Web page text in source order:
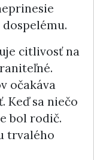
citlivosť na
očakáva
sa niečo
bol rodič.
trvalého